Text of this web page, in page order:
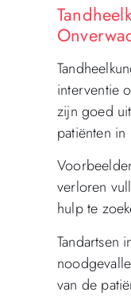
interventie
zijn goed
patiënten
verloren
hulp te
Tandartsen
van de